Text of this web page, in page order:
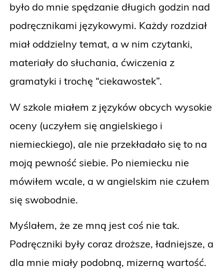
było do mnie spędzanie długich godzin nad
podręcznikami językowymi. Każdy rozdział
miał oddzielny temat, a w nim czytanki,
materiały do słuchania, ćwiczenia z
gramatyki i trochę “ciekawostek”.
W szkole miałem z języków obcych wysokie
oceny (uczyłem się angielskiego i
niemieckiego), ale nie przekładało się to na
moją pewność siebie. Po niemiecku nie
mówiłem wcale, a w angielskim nie czułem
się swobodnie.
Myślałem, że ze mną jest coś nie tak.
Podręczniki były coraz droższe, ładniejsze, a
dla mnie miały podobną, mizerną wartość.